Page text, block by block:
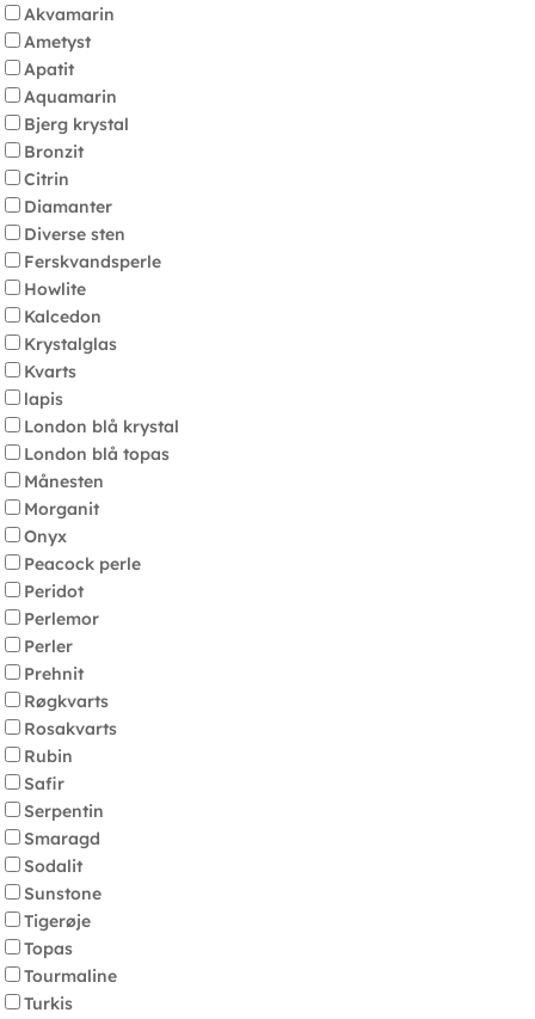
Akvamarin
Ametyst
Apatit
Aquamarin
Bjerg krystal
Bronzit
Citrin
Diamanter
Diverse sten
Ferskvandsperle
Howlite
Kalcedon
Krystalglas
Kvarts
lapis
London blå krystal
London blå topas
Månesten
Morganit
Onyx
Peacock perle
Peridot
Perlemor
Perler
Prehnit
Røgkvarts
Rosakvarts
Rubin
Safir
Serpentin
Smaragd
Sodalit
Sunstone
Tigerøje
Topas
Tourmaline
Turkis